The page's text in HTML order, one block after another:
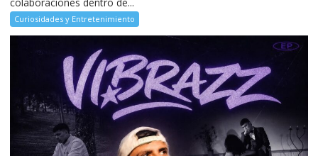
Curiosidades y Entretenimiento